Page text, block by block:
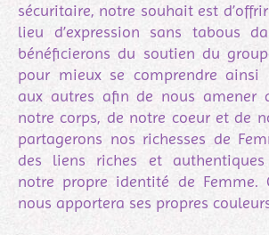
sécuritaire, notre souhait est
lieu d’expression sans tabous
bénéficierons du soutien du
pour mieux se comprendre ainsi
aux autres afin de nous amener
notre corps, de notre coeur et de
partagerons nos richesses de
des liens riches et
notre propre identité de Femme.
nous apportera ses propres